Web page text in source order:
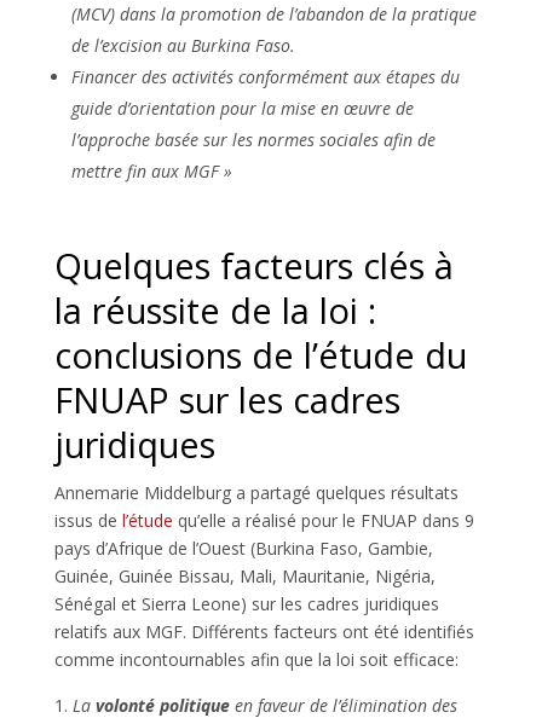
(MCV) dans la promotion de l’abandon de la pratique
de l’excision au Burkina Faso.
Financer des activités conformément aux étapes du
guide d’orientation pour la mise en œuvre de
l’approche basée sur les normes sociales afin de
mettre fin aux MGF »
Quelques facteurs clés à
la réussite de la loi :
conclusions de l’étude du
FNUAP sur les cadres
juridiques
Annemarie Middelburg a partagé quelques résultats
issus de l’étude qu’elle a réalisé pour le FNUAP dans 9
pays d’Afrique de l’Ouest (Burkina Faso, Gambie,
Guinée, Guinée Bissau, Mali, Mauritanie, Nigéria,
Sénégal et Sierra Leone) sur les cadres juridiques
relatifs aux MGF. Différents facteurs ont été identifiés
comme incontournables afin que la loi soit efficace:
La volonté politiqueen faveur de l’élimination des